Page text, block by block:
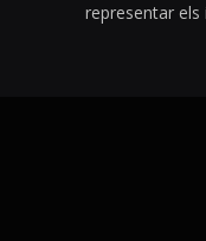
representar els